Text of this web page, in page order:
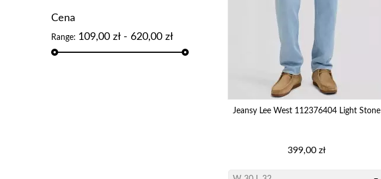
Cena
Range: 109,00 zł - 620,00 zł
Jeansy Lee West 112376404 Light Stone
Cena
399,00 zł